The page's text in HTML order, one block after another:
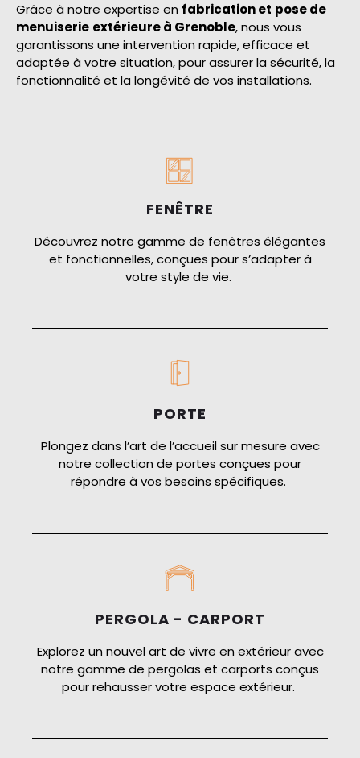
Grâce à notre expertise en fabrication et pose de
menuiserie extérieure à Grenoble, nous vous
garantissons une intervention rapide, efficace et
adaptée à votre situation, pour assurer la sécurité, la
fonctionnalité et la longévité de vos installations.
FENÊTRE
Découvrez notre gamme de fenêtres élégantes
et fonctionnelles, conçues pour s’adapter à
votre style de vie.
PORTE
Plongez dans l’art de l’accueil sur mesure avec
notre collection de portes conçues pour
répondre à vos besoins spécifiques.
PERGOLA - CARPORT
Explorez un nouvel art de vivre en extérieur avec
notre gamme de pergolas et carports conçus
pour rehausser votre espace extérieur.